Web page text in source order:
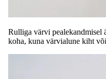
Rulliga värvi pealekandmisel
koha, kuna värvialune kiht